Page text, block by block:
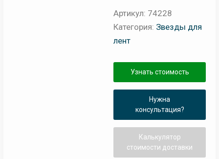
Артикул: 74228
Категория: Звезды для
лент
Узнать стоимость
Нужна
консультация?
Калькулятор
стоимости доставки